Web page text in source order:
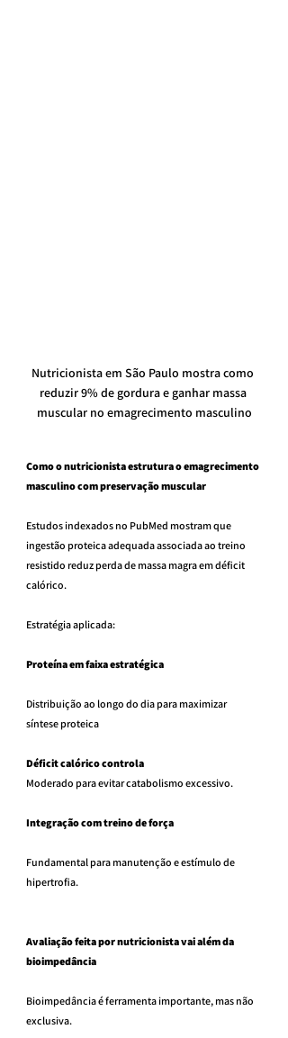
Nutricionista em São Paulo mostra como
reduzir 9% de gordura e ganhar massa
muscular no emagrecimento masculino
Como o nutricionista estrutura o emagrecimento
masculino com preservação muscular
Estudos indexados no PubMed mostram que
ingestão proteica adequada associada ao treino
resistido reduz perda de massa magra em déficit
calórico.
Estratégia aplicada:
Proteína em faixa estratégica
Distribuição ao longo do dia para maximizar
síntese proteica
Déficit calórico controla
Moderado para evitar catabolismo excessivo.
Integração com treino de força
Fundamental para manutenção e estímulo de
hipertrofia.
Avaliação feita por nutricionista vai além da
bioimpedância
Bioimpedância é ferramenta importante, mas não
exclusiva.